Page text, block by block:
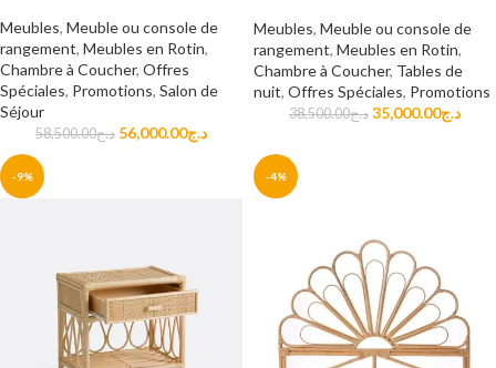
Meubles, Meuble ou console de
rangement, Meubles en Rotin,
Chambre à Coucher, Offres
Spéciales, Promotions, Salon de
Séjour
د.ج58,500.00 د.ج56,000.00
Meubles, Meuble ou console de
rangement, Meubles en Rotin,
Chambre à Coucher, Tables de
nuit, Offres Spéciales, Promotions
د.ج38,500.00 د.ج35,000.00
-9% -4%